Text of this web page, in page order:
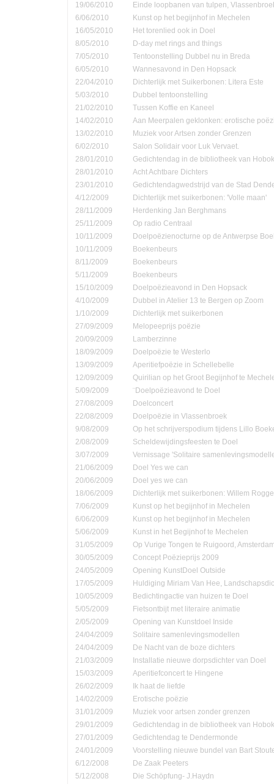
19/06/2010
Einde loopbanen van tulpen,
6/06/2010
Kunst op het begijnhof in Mechelen
16/05/2010
Het torenlied ook in Doel
8/05/2010
D-day met rings and things
7/05/2010
Tentoonstelling Dubbel nu in Breda
6/05/2010
Wannesavond in Den Hopsack
22/04/2010
Dichterlijk met Suikerbonen: Litera Este
5/03/2010
Dubbel tentoonstelling
21/02/2010
Tussen Koffie en Kaneel
14/02/2010
Aan Meerpalen geklonken: erotische
13/02/2010
Muziek voor Artsen zonder Grenzen
6/02/2010
Salon Solidair voor Luk Vervaet.
28/01/2010
Gedichtendag in de bibliotheek van
28/01/2010
Acht Achtbare Dichters
23/01/2010
Gedichtendagwedstrijd van de Stad
4/12/2009
Dichterlijk met suikerbonen: 'Volle maan'
28/11/2009
Herdenking Jan Berghmans
25/11/2009
Op radio Centraal
10/11/2009
Doelpoëzienocturne op de Antwerpse
10/11/2009
Boekenbeurs
8/11/2009
Boekenbeurs
5/11/2009
Boekenbeurs
15/10/2009
Doelpoëzieavond in Den Hopsack
4/10/2009
Dubbel in Atelier 13 te Bergen op Zoom
1/10/2009
Dichterlijk met suikerbonen
27/09/2009
Melopeeprijs poëzie
20/09/2009
Lamberzinne
18/09/2009
Doelpoëzie te Westerlo
13/09/2009
Aperitiefpoëzie in Schellebelle
12/09/2009
Quirilian op het Groot Begijnhof te
5/09/2009
¨Doelpoëzieavond te Doel
27/08/2009
Doelconcert
22/08/2009
Doelpoëzie in Vlassenbroek
9/08/2009
Op het schrijverspodium tijdens Lillo
2/08/2009
Scheldewijdingsfeesten te Doel
3/07/2009
Vernissage 'Solitaire
21/06/2009
Doel Yes we can
20/06/2009
Doel yes we can
18/06/2009
Dichterlijk met suikerbonen: Willem
7/06/2009
Kunst op het begijnhof in Mechelen
6/06/2009
Kunst op het begijnhof in Mechelen
5/06/2009
Kunst in het Begijnhof te Mechelen
31/05/2009
Op Vurige Tongen te Ruigoord,
30/05/2009
Concept Poëzieprijs 2009
24/05/2009
Opening KunstDoel Outside
17/05/2009
Huldiging Miriam Van Hee,
10/05/2009
Bedichtingactie van huizen te Doel
5/05/2009
Fietsontbijt met literaire animatie
2/05/2009
Opening van Kunstdoel Inside
24/04/2009
Solitaire samenlevingsmodellen
24/04/2009
De Nacht van de boze dichters
21/03/2009
Installatie nieuwe dorpsdichter van Doel
15/03/2009
Aperitiefconcert te Hingene
26/02/2009
Ik haat de liefde
14/02/2009
Erotische poëzie
31/01/2009
Muziek voor artsen zonder grenzen
29/01/2009
Gedichtendag in de bibliotheek van
27/01/2009
Gedichtendag te Dendermonde
24/01/2009
Voorstelling nieuwe bundel van Bart
6/12/2008
De Zaak Peeters
5/12/2008
Die Schöpfung- J.Haydn